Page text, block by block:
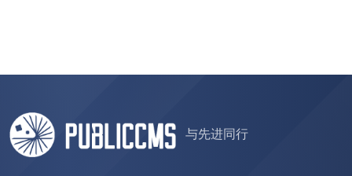
与先进同行